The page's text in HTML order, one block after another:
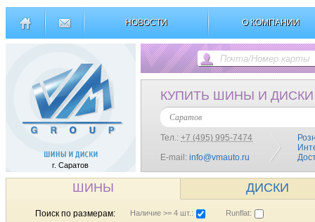
НОВОСТИ О КОМПАНИИ
г. Саратов
КУПИТЬ ШИНЫ И ДИСКИ
Саратов
Тел.: +7 (495) 995-7474
E-mail: info@vmauto.ru
ШИНЫ ДИСКИ
Поиск по размерам: Наличие >= 4 шт.: Runflat: